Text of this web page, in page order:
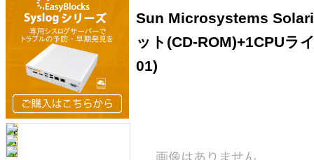
Sun Microsystems
ット(CD-ROM)+1CPUラ
01)